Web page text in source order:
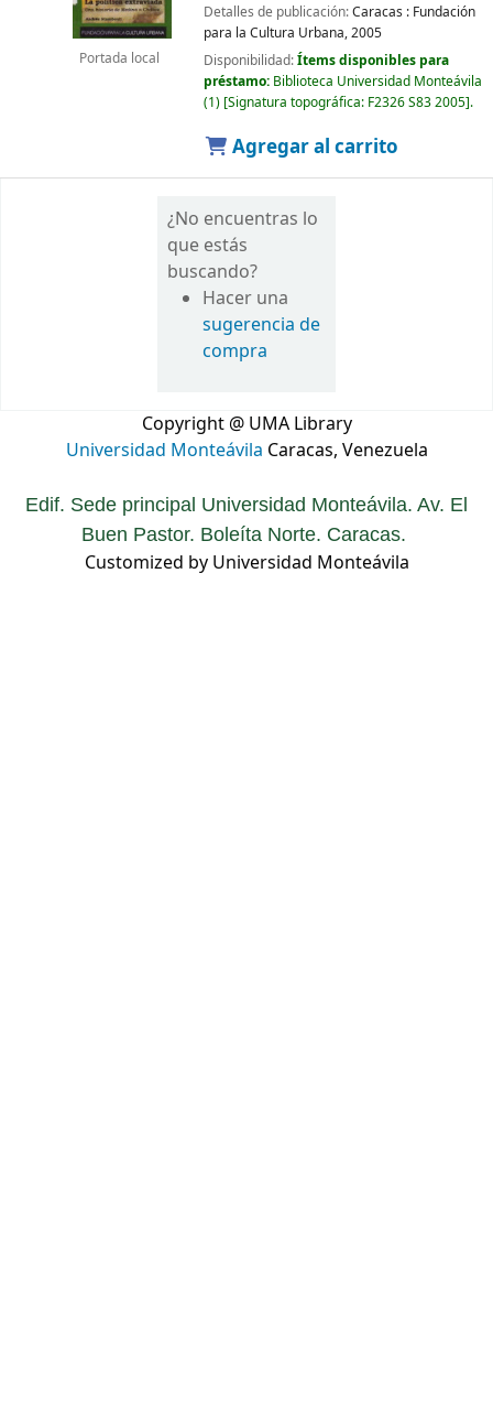
Portada local
Detalles de publicación:Caracas : Fundación
para la Cultura Urbana,2005
Disponibilidad:Ítems disponibles para
préstamo: Biblioteca Universidad Monteávila
(1) Signatura topográfica: F2326 S83 2005 .
Agregar al carrito
¿No encuentras lo
que estás
buscando?
Hacer una
sugerencia de
compra
Copyright @ UMA Library
Universidad Monteávila Caracas, Venezuela
Edif. Sede principal Universidad Monteávila. Av. El
Buen Pastor. Boleíta Norte. Caracas.
Customized by Universidad Monteávila